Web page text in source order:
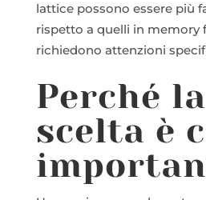
lattice possono essere più
rispetto a quelli in memory
richiedono attenzioni
Perché la
scelta è